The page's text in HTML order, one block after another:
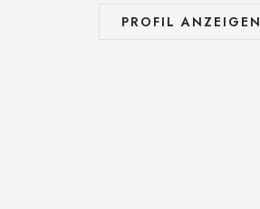
PROFIL ANZEIGEN